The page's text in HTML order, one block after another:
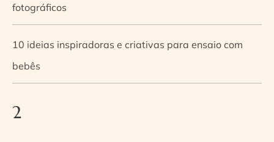
fotográficos
10 ideias inspiradoras e criativas para ensaio com
bebês
2